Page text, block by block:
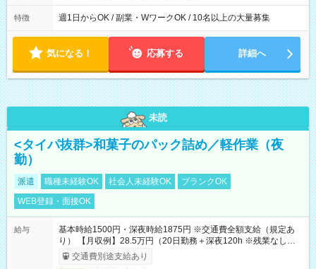
特徴 週1日からOK / 副業・WワークOK / 10名以上の大量募集
気になる！ 応募する 詳細へ
未読
<タイパ抜群>和菓子のパック詰め／軽作業（夜
勤）
派遣 職種未経験OK 社会人未経験OK
ブランクOK
WEB登録・面接OK
給与
基本時給1500円・深夜時給1875円 ※交通費全額支給（規定あ
り） 【月収例】28.5万円（20日勤務＋深夜120h ※残業なしの場
合）交通費別途支給あり